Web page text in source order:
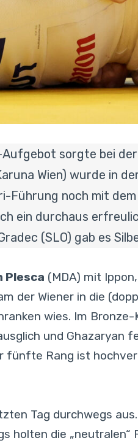
Aufgebot sorgte bei
Wien) wurde in
Führung noch mit
ein durchaus
(SLO) gab es
Plesca (MDA) mit
der Wiener in die
wies. Im
und Ghazaryan
fünfte Rang ist
Tag durchwegs
holten die „neutralen“